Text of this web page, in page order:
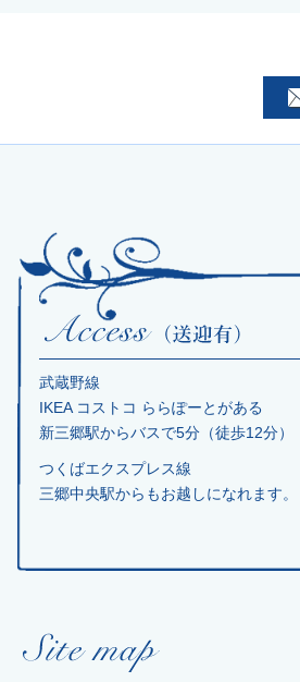
武蔵野線
IKEA コストコ ららぽーとがある
新三郷駅からバスで5分（徒歩12分）
つくばエクスプレス線
三郷中央駅からもお越しになれます。